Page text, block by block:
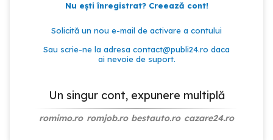
Nu ești înregistrat? Creează cont!
Solicită un nou e-mail de activare a contului
Sau scrie-ne la adresa contact@publi24.ro daca
ai nevoie de suport.
Un singur cont, expunere multiplă
romimo.ro romjob.ro bestauto.ro cazare24.ro